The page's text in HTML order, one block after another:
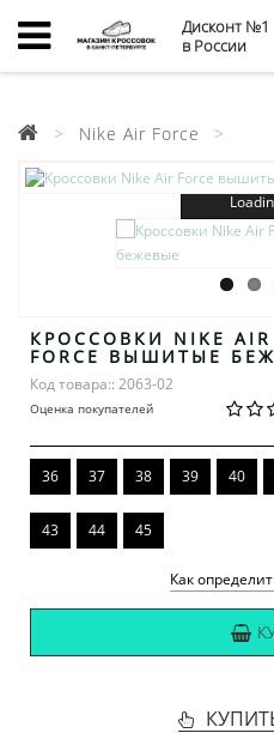
Дисконт №1
в России
Nike Air Force
КРОССОВКИ NIKE AIR
FORCE ВЫШИТЫЕ
Код товара:: 2063-02
Оценка покупателей
36 37 38 39 40
43 44 45
Как